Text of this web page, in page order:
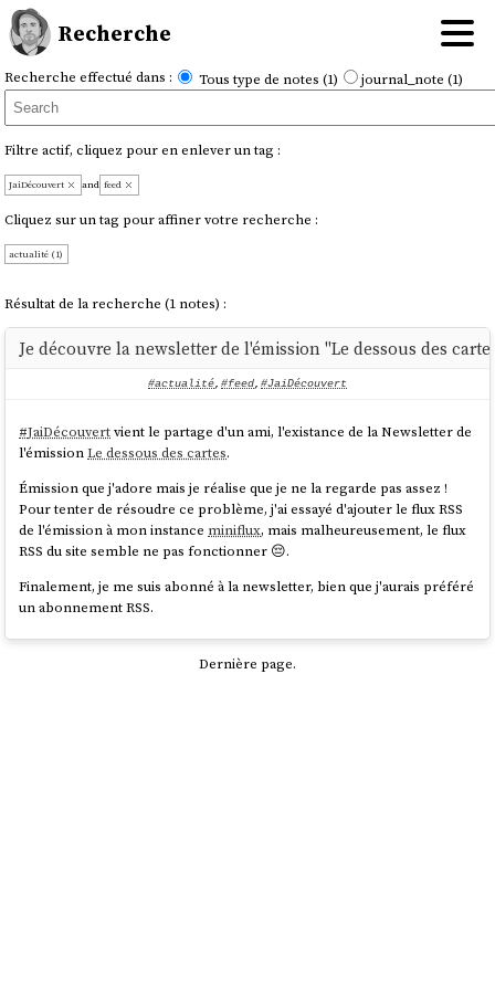
Recherche
Recherche effectué dans : Tous type de notes (1) journal_note (1)
Filtre actif, cliquez pour en enlever un tag :
JaiDécouvert and feed
Cliquez sur un tag pour affiner votre recherche :
actualité (1)
Résultat de la recherche (1 notes) :
Je découvre la newsletter de l'émission "Le dessous des
#actualité, #feed, #JaiDécouvert
#JaiDécouvertvient le partage d'un ami, l'existance de la Newsletter de
l'émissionLe dessous des cartes.
Émission que j'adore mais je réalise que je ne la regarde pas assez !
Pour tenter de résoudre ce problème, j'ai essayé d'ajouter le flux RSS
de l'émission à mon instance miniflux, mais malheureusement, le flux
RSS du site semble ne pas fonctionner 😔.
Finalement, je me suis abonné à la newsletter, bien que j'aurais préféré
un abonnement RSS.
Dernière page.